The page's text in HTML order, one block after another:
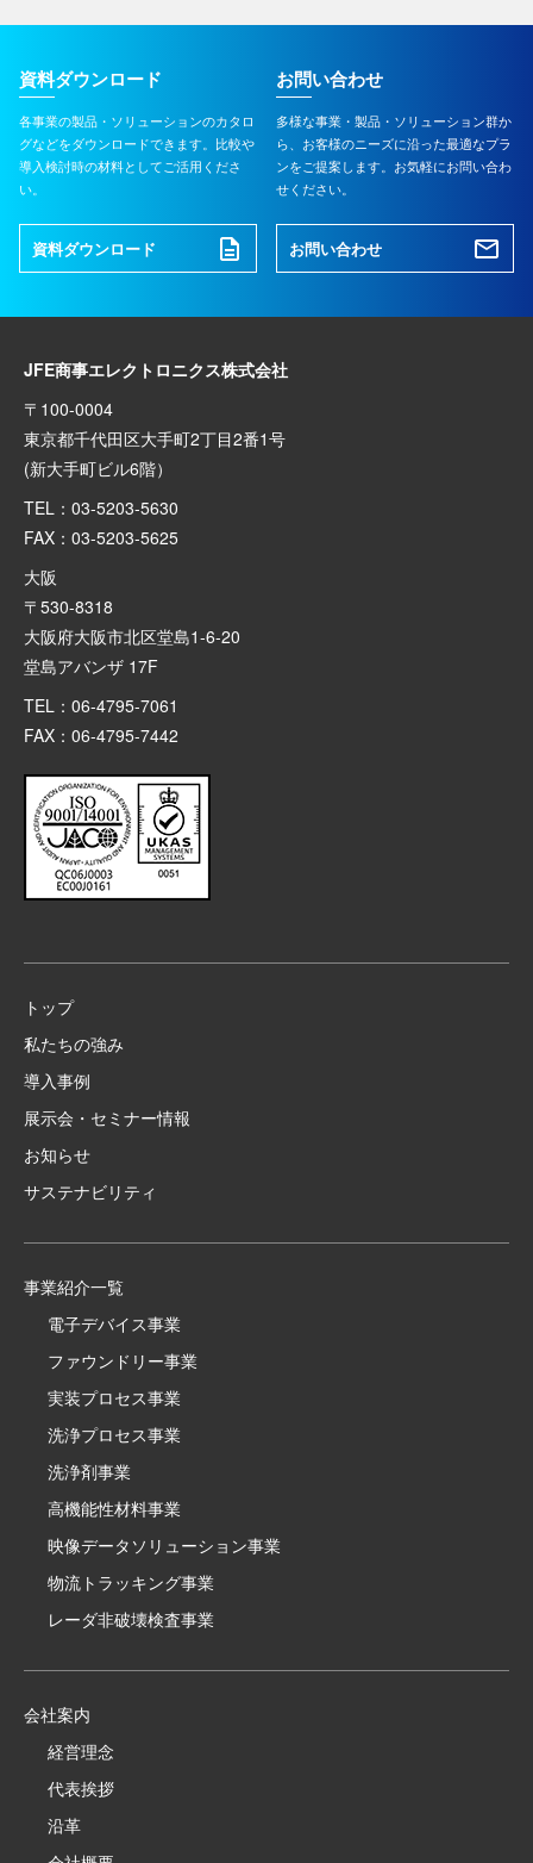
資料ダウンロード
各事業の製品・ソリューションのカタロ
グなどをダウンロードできます。比較や
導入検討時の材料としてご活用くださ
い。
資料ダウンロード
お問い合わせ
多様な事業・製品・ソリューション群か
ら、お客様のニーズに沿った最適なプラ
ンをご提案します。お気軽にお問い合わ
せください。
お問い合わせ
JFE商事エレクトロニクス株式会社
〒100-0004
東京都千代田区大手町2丁目2番1号
(新大手町ビル6階）
TEL：03-5203-5630
FAX：03-5203-5625
大阪
〒530-8318
大阪府大阪市北区堂島1-6-20
堂島アバンザ 17F
TEL：06-4795-7061
FAX：06-4795-7442
トップ
私たちの強み
導入事例
展示会・セミナー情報
お知らせ
サステナビリティ
事業紹介一覧
電子デバイス事業
ファウンドリー事業
実装プロセス事業
洗浄プロセス事業
洗浄剤事業
高機能性材料事業
映像データソリューション事業
物流トラッキング事業
レーダ非破壊検査事業
会社案内
経営理念
代表挨拶
沿革